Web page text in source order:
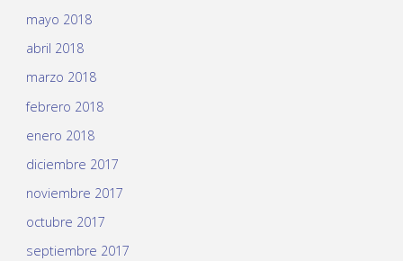
mayo 2018
abril 2018
marzo 2018
febrero 2018
enero 2018
diciembre 2017
noviembre 2017
octubre 2017
septiembre 2017